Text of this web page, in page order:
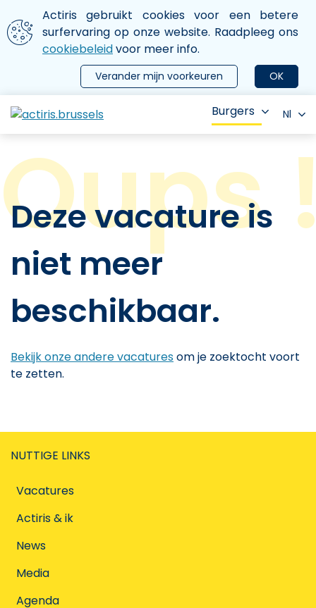
Aller au contenu principal
We gebruiken cookies
Actiris gebruikt cookies voor een betere
surfervaring op onze website. Raadpleeg ons
cookiebeleidvoor meer info.
OK
Verander mijn voorkeuren
le menu
Burgers Nl
Deze vacature is
niet meer
beschikbaar.
Bekijk onze andere vacaturesom je zoektocht voort
te zetten.
NUTTIGE LINKS
Vacatures
Actiris & ik
News
Media
Agenda